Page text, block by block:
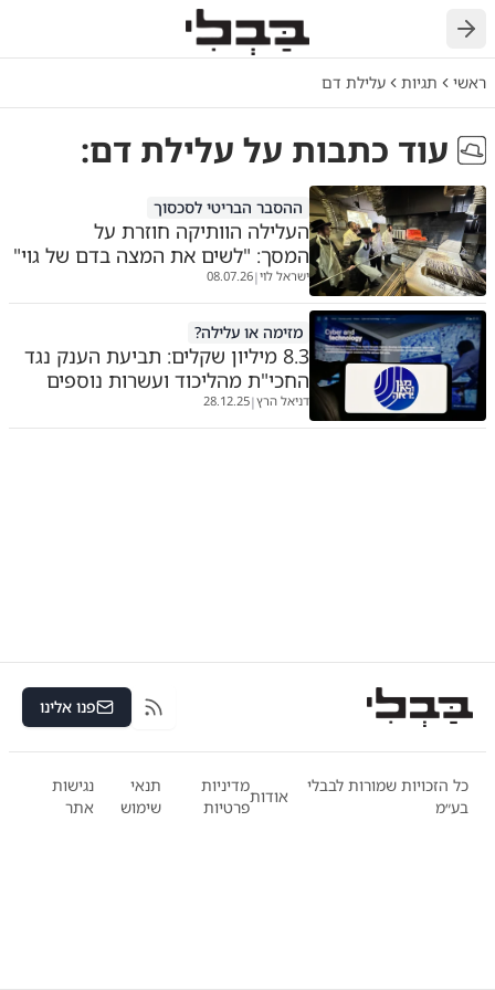
ראשי תגיות עלילת דם
עוד כתבות על עלילת דם:
ההסבר הבריטי לסכסוך
העלילה הוותיקה חוזרת על
המסך: "לשים את המצה בדם של גוי"
ישראל לוי|
08.07.26
מזימה או עלילה?
8.3 מיליון שקלים: תביעת הענק נגד
החכי"ת מהליכוד ועשרות נוספים
דניאל הרץ|
28.12.25
RSS פנו אלינו
כל הזכויות שמורות לבבלי
בע״מ
אודות
מדיניות
פרטיות
תנאי
שימוש
נגישות
אתר